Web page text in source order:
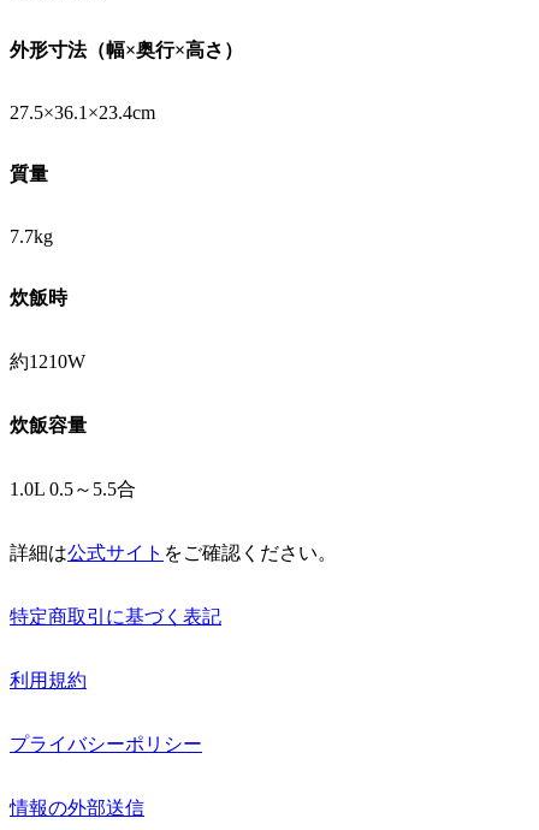
外形寸法（幅×奥行×高さ）
27.5×36.1×23.4cm
質量
7.7kg
炊飯時
約1210W
炊飯容量
1.0L 0.5～5.5合
詳細は公式サイト をご確認ください。
特定商取引に基づく表記
利用規約
プライバシーポリシー
情報の外部送信